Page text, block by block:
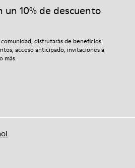
poliéster, 8% textil.
tiempo.
detallada sobre cómo cuidar de
para el cuidado del calzado.
un 10% de descuento
disfrutarás de beneficios
acceso anticipado, invitaciones a
más.